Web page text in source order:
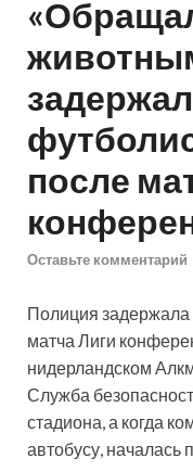
после
Оставьте комментарий
Полиция задержала
матча Лиги
нидерландском
Служба
стадиона, а когда
автобусу, началась